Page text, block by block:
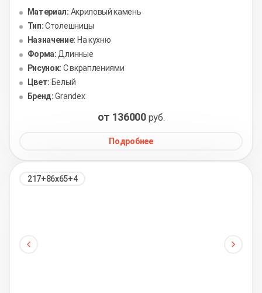
Материал: Акриловый камень
Тип:Столешницы
Назначение: На кухню
Форма: Длинные
Рисунок: С вкраплениями
Цвет: Белый
Бренд: Grandex
от 136000 руб.
Подробнее
217+86х65+4